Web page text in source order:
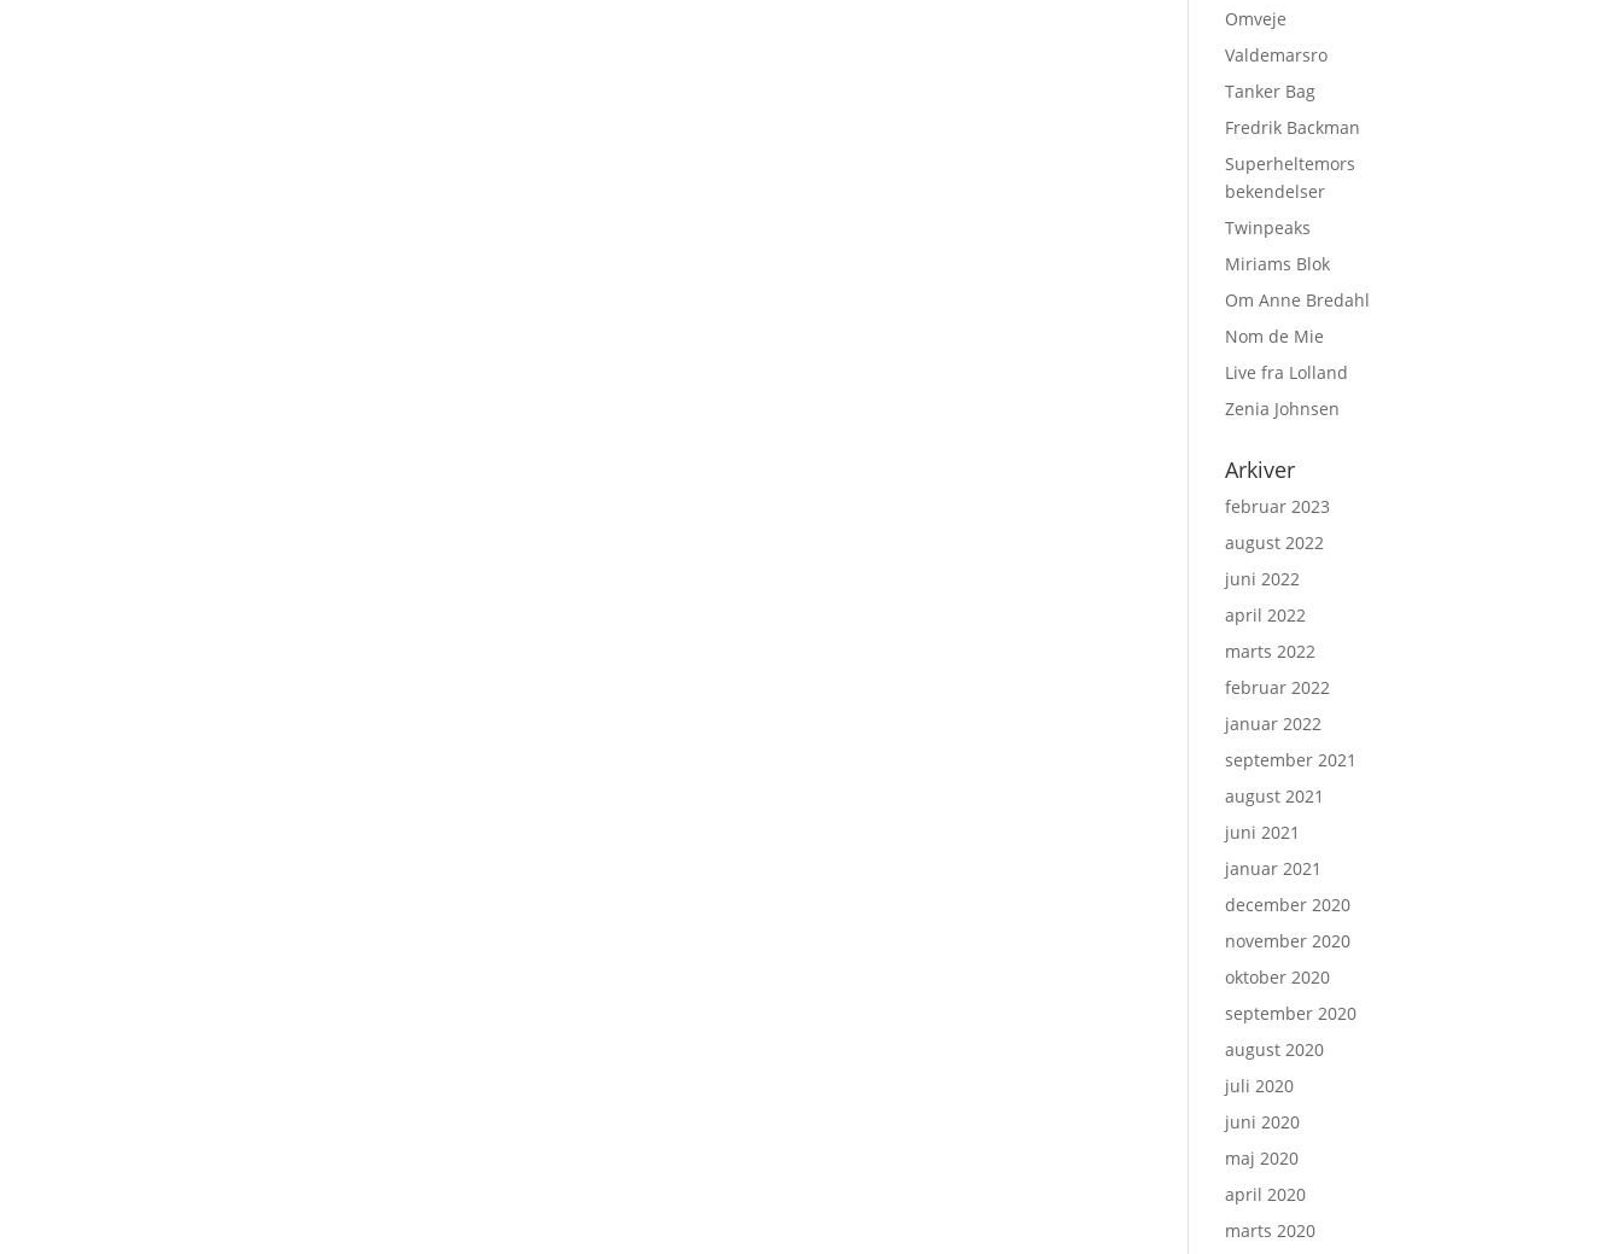
Omveje
Valdemarsro
Tanker Bag
Fredrik Backman
Superheltemors
bekendelser
Twinpeaks
Miriams Blok
Om Anne Bredahl
Nom de Mie
Live fra Lolland
Zenia Johnsen
Arkiver
februar 2023
august 2022
juni 2022
april 2022
marts 2022
februar 2022
januar 2022
september 2021
august 2021
juni 2021
januar 2021
december 2020
november 2020
oktober 2020
september 2020
august 2020
juli 2020
juni 2020
maj 2020
april 2020
marts 2020